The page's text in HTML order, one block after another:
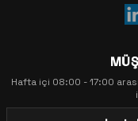
Hafta içi 08:00 - 17:00